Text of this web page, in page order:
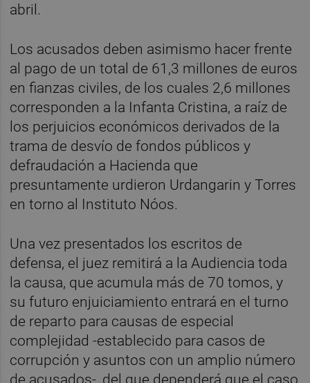
abril.
Los acusados deben asimismo hacer frente
al pago de un total de 61,3 millones de euros
en fianzas civiles, de los cuales 2,6 millones
corresponden a la Infanta Cristina, a raíz de
los perjuicios económicos derivados de la
trama de desvío de fondos públicos y
defraudación a Hacienda que
presuntamente urdieron Urdangarin y Torres
en torno al Instituto Nóos.
Una vez presentados los escritos de
defensa, el juez remitirá a la Audiencia toda
la causa, que acumula más de 70 tomos, y
su futuro enjuiciamiento entrará en el turno
de reparto para causas de especial
complejidad -establecido para casos de
corrupción y asuntos con un amplio número
de acusados-, del que dependerá que el caso